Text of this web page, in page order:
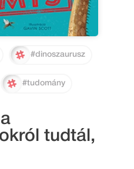
#dinoszaurusz
#tudomány
tudtál,